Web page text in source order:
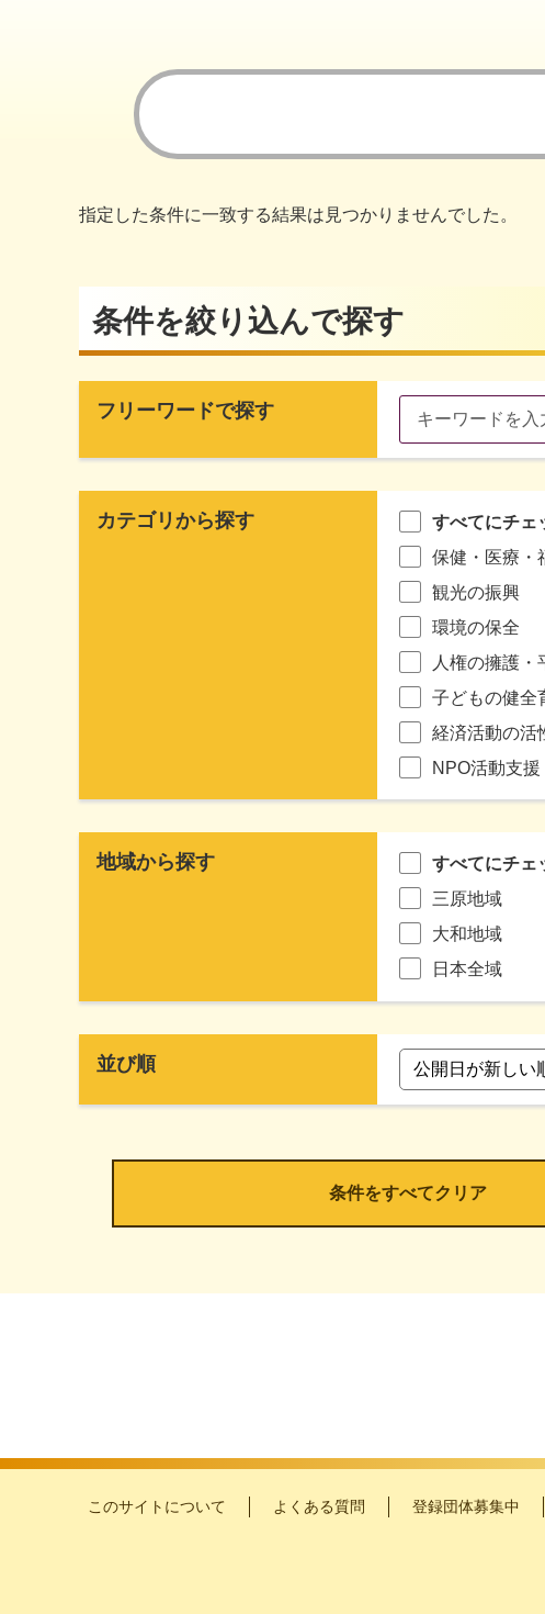
指定した条件に一致する結果は見つかりませんでした。
条件を絞り込んで探す
フリーワードで探す
カテゴリから探す
すべてにチェ
保健・医療・
観光の振興
環境の保全
人権の擁護・
子どもの健全
経済活動の活
NPO活動支援
地域から探す
すべてにチェ
三原地域
大和地域
日本全域
並び順
このサイトについて よくある質問 登録団体募集中